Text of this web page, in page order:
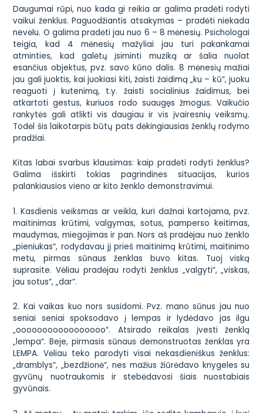
Daugumai rūpi, nuo kada gi reikia ar galima pradėti rodyti
vaikui ženklus. Paguodžiantis atsakymas – pradėti niekada
nevėlu. O galima pradėti jau nuo 6 – 8 mėnesių. Psichologai
teigia, kad 4 mėnesių mažyliai jau turi pakankamai
atminties, kad galėtų įsiminti muziką ar šalia nuolat
esančius objektus, pvz. savo kūno dalis. 8 mėnesių mažiai
jau gali juoktis, kai juokiasi kiti, žaisti žaidimą „ku – kū“, juoku
reaguoti į kutenimą, t.y. žaisti socialinius žaidimus, bei
atkartoti gestus, kuriuos rodo suaugęs žmogus. Vaikučio
rankytės gali atlikti vis daugiau ir vis įvairesnių veiksmų.
Todėl šis laikotarpis būtų pats dėkingiausias ženklų rodymo
pradžiai.
Kitas labai svarbus klausimas: kaip pradėti rodyti ženklus?
Galima išskirti tokias pagrindines situacijas, kurios
palankiausios vieno ar kito ženklo demonstravimui.
1. Kasdienis veiksmas ar veikla, kuri dažnai kartojama, pvz.
maitinimas krūtimi, valgymas, sotus, pamperso keitimas,
maudymas, miegojimas ir pan. Nors aš pradėjau nuo ženklo
„pieniukas“, rodydavau jį prieš maitinimą krūtimi, maitinimo
metu, pirmas sūnaus ženklas buvo kitas. Tuoj viską
suprasite. Vėliau pradėjau rodyti ženklus „valgyti“, „viskas,
jau sotus“, „dar“.
2. Kai vaikas kuo nors susidomi. Pvz. mano sūnus jau nuo
seniai seniai spoksodavo į lempas ir lydėdavo jas ilgu
„ooooooooooooooooo“. Atsirado reikalas įvesti ženklą
„lempa“. Beje, pirmasis sūnaus demonstruotas ženklas yra
LEMPA. Vėliau teko parodyti visai nekasdieniškus ženklus:
„dramblys“, „bezdžionė“, nes mažius žiūrėdavo knygeles su
gyvūnų nuotraukomis ir stebėdavosi šiais nuostabiais
gyvūnais.